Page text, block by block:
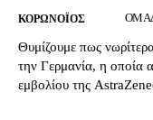
ΚΟΡΩΝΟΪΌΣ
Θυμίζουμε πως
την Γερμανία, η οποία
εμβολίου της